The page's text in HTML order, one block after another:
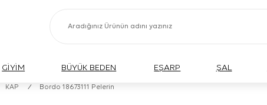
GİYİM BÜYÜK BEDEN EŞARP ŞAL
KAP / Bordo 18673111 Pelerin